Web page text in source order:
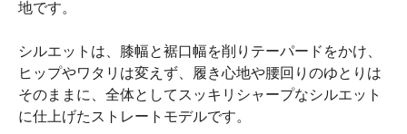
地です。
シルエットは、膝幅と裾口幅を削りテーパードをかけ、
ヒップやワタリは変えず、履き心地や腰回りのゆとりは
そのままに、全体としてスッキリシャープなシルエット
に仕上げたストレートモデルです。